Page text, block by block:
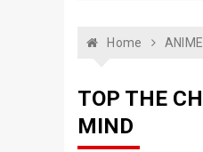
Home
TOP THE
MIND